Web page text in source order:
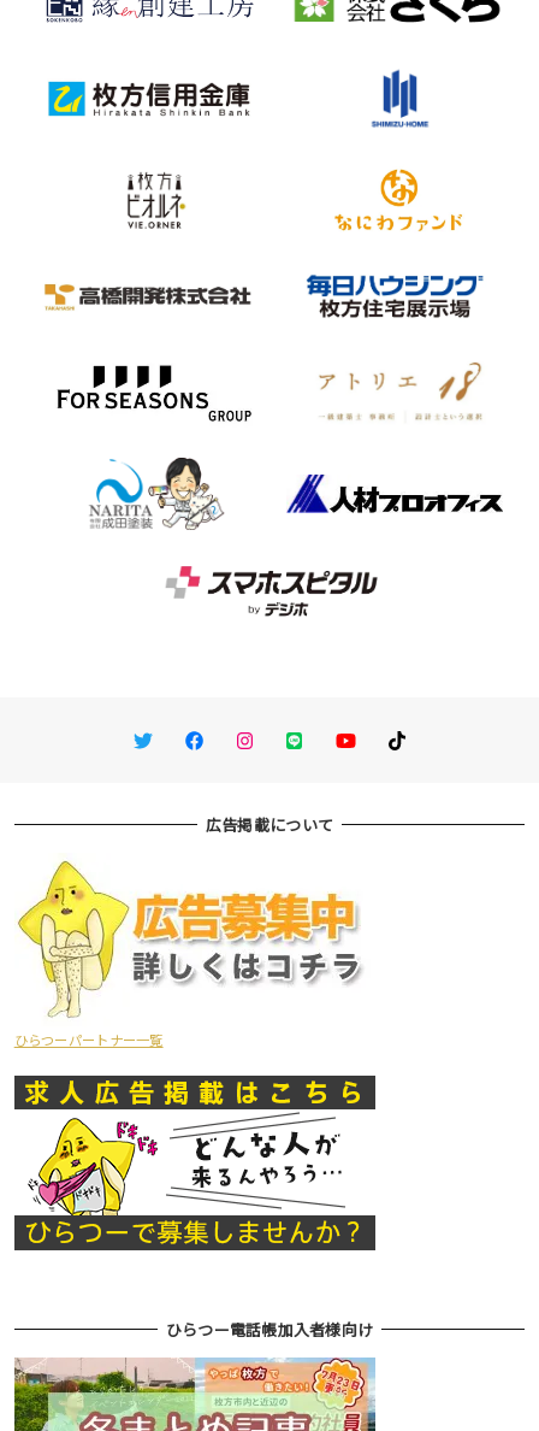
TwitterFacebookInstagram
LINE You TubeTikTok
広告掲載について
ひらつーパートナー一覧
ひらつー電話帳加入者様向け